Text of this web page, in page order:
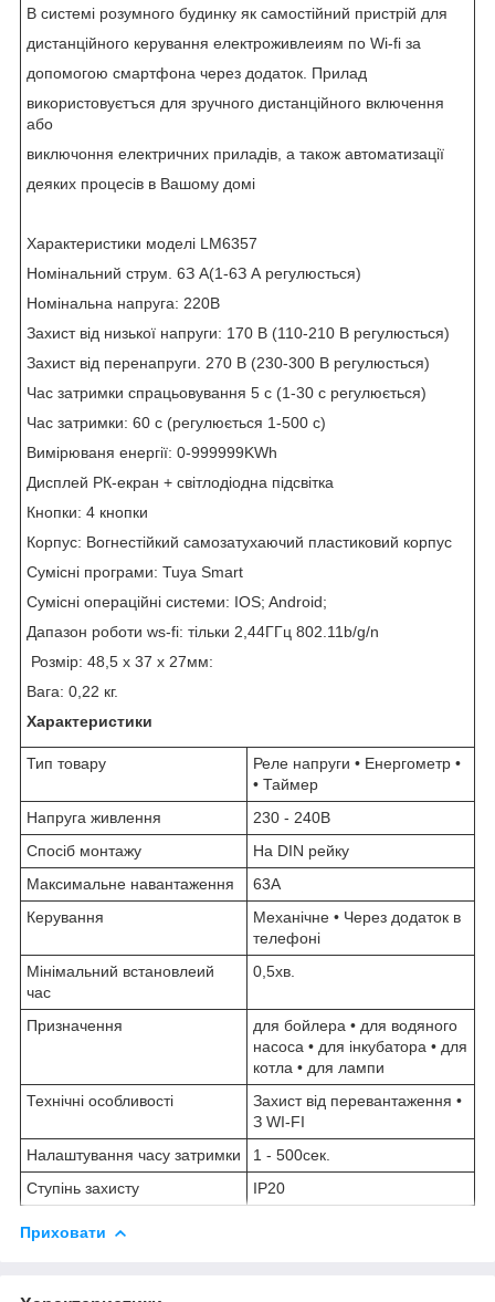
В системі розумного будинку як самостійний пристрій для
дистанційного керування електроживлеиям по Wi-fi за
допомогою смартфона через додаток. Прилад
використовуєтъся для зручного дистанційного включення
або
виключоння електричних приладів, а також автоматизації
деяких процесів в Вашому домі
Характеристики моделі LM6357
Номінальний струм. 6З А(1-6З А регулюсться)
Номінальна напруга: 220В
Захист від низької напруги: 170 В (110-210 В регулюсться)
Захист від перенапруги. 270 В (230-300 В регулюсться)
Час затримки спрацьовування 5 с (1-30 с регулюється)
Час затримки: 60 с (регулюється 1-500 с)
Вимірюваня енергії: 0-999999KWh
Дисплей РК-екран + світлодіодна підсвітка
Кнопки: 4 кнопки
Корпус: Вогнестійкий самозатухаючий пластиковий корпус
Сумісні програми: Tuуа Smart
Сумісні операційні системи: IOS; Android;
Дапазон роботи ws-fi: тільки 2,44ГГц 802.11b/g/n
Розмір: 48,5 x 37 x 27мм:
Вага: 0,22 кг.
Характеристики
Тип товару
Реле напруги • Енергометр •
• Таймер
Напруга живлення
230 - 240В
Спосіб монтажу
На DIN рейку
Максимальне навантаження
63А
Керування
Механічне • Через додаток в
телефоні
Мінімальний встановлеий
час
0,5хв.
Призначення
для бойлера • для водяного
насоса • для інкубатора • для
котла • для лампи
Технічні особливості
Захист від перевантаження •
З WI-FI
Налаштування часу затримки
1 - 500сек.
Ступінь захисту
IP20
Приховати